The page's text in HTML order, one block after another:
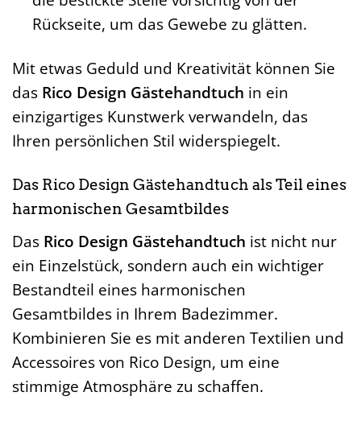
Rückseite, um das Gewebe zu glätten.
Mit etwas Geduld und Kreativität können Sie
das Rico Design Gästehandtuch in ein
einzigartiges Kunstwerk verwandeln, das
Ihren persönlichen Stil widerspiegelt.
Das Rico Design Gästehandtuch als Teil eines
harmonischen Gesamtbildes
Das Rico Design Gästehandtuch ist nicht nur
ein Einzelstück, sondern auch ein wichtiger
Bestandteil eines harmonischen
Gesamtbildes in Ihrem Badezimmer.
Kombinieren Sie es mit anderen Textilien und
Accessoires von Rico Design, um eine
stimmige Atmosphäre zu schaffen.